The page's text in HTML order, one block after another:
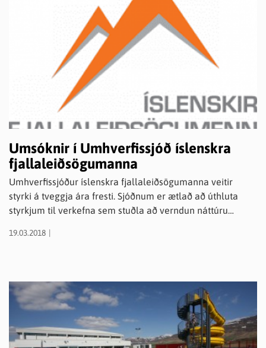
skipulagður og sýni frumkvæði í starfi. Reynsla af starfi
með unglingum er kostur. Bílpróf er skilyrði.
Umsóknarfrestur er til og með 9. apríl 2018.
Umsóknir í Umhverfissjóð íslenskra
fjallaleiðsögumanna
Umhverfissjóður íslenskra fjallaleiðsögumanna veitir
styrki á tveggja ára fresti. Sjóðnum er ætlað að úthluta
styrkjum til verkefna sem stuðla að verndun náttúru
félagasamtök, sveitarfélög og opinberar stofnanir geta
10. april 2018. Sjá nánar um reglur sjóðsins á heimasíðu
félagsins; https://fjallaleidsogumenn.is/um-
okkur/umhverfisstefna/umhverfissjodur/
19.03.2018